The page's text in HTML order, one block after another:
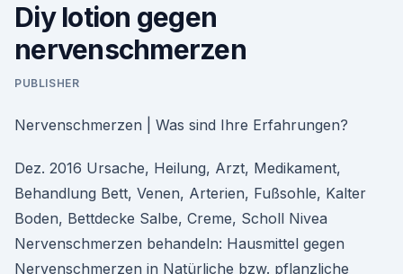
Diy lotion gegen
nervenschmerzen
PUBLISHER
Nervenschmerzen | Was sind Ihre Erfahrungen?
Dez. 2016 Ursache, Heilung, Arzt, Medikament,
Behandlung Bett, Venen, Arterien, Fußsohle, Kalter
Boden, Bettdecke Salbe, Creme, Scholl Nivea
Nervenschmerzen behandeln: Hausmittel gegen
Nervenschmerzen in Natürliche bzw. pflanzliche